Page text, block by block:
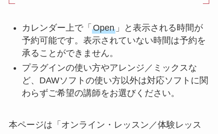
カレンダー上で「 Open」と表示される時間が
予約可能です。表示されていない時間は予約を
承ることができません。
プラグインの使い方やアレンジ／ミックスな
ど、DAWソフトの使い方以外は対応ソフトに関
わらずご希望の講師をお選びください。
本ページは「オンライン・レッスン／体験レッス